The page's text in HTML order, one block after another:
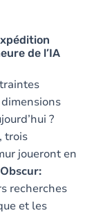
de l’IA
?
trois
joueront en
recherches
et les